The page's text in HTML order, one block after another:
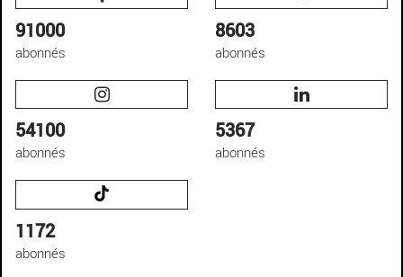
91000
abonnés
8603
abonnés
54100
abonnés
5367
abonnés
1172
abonnés